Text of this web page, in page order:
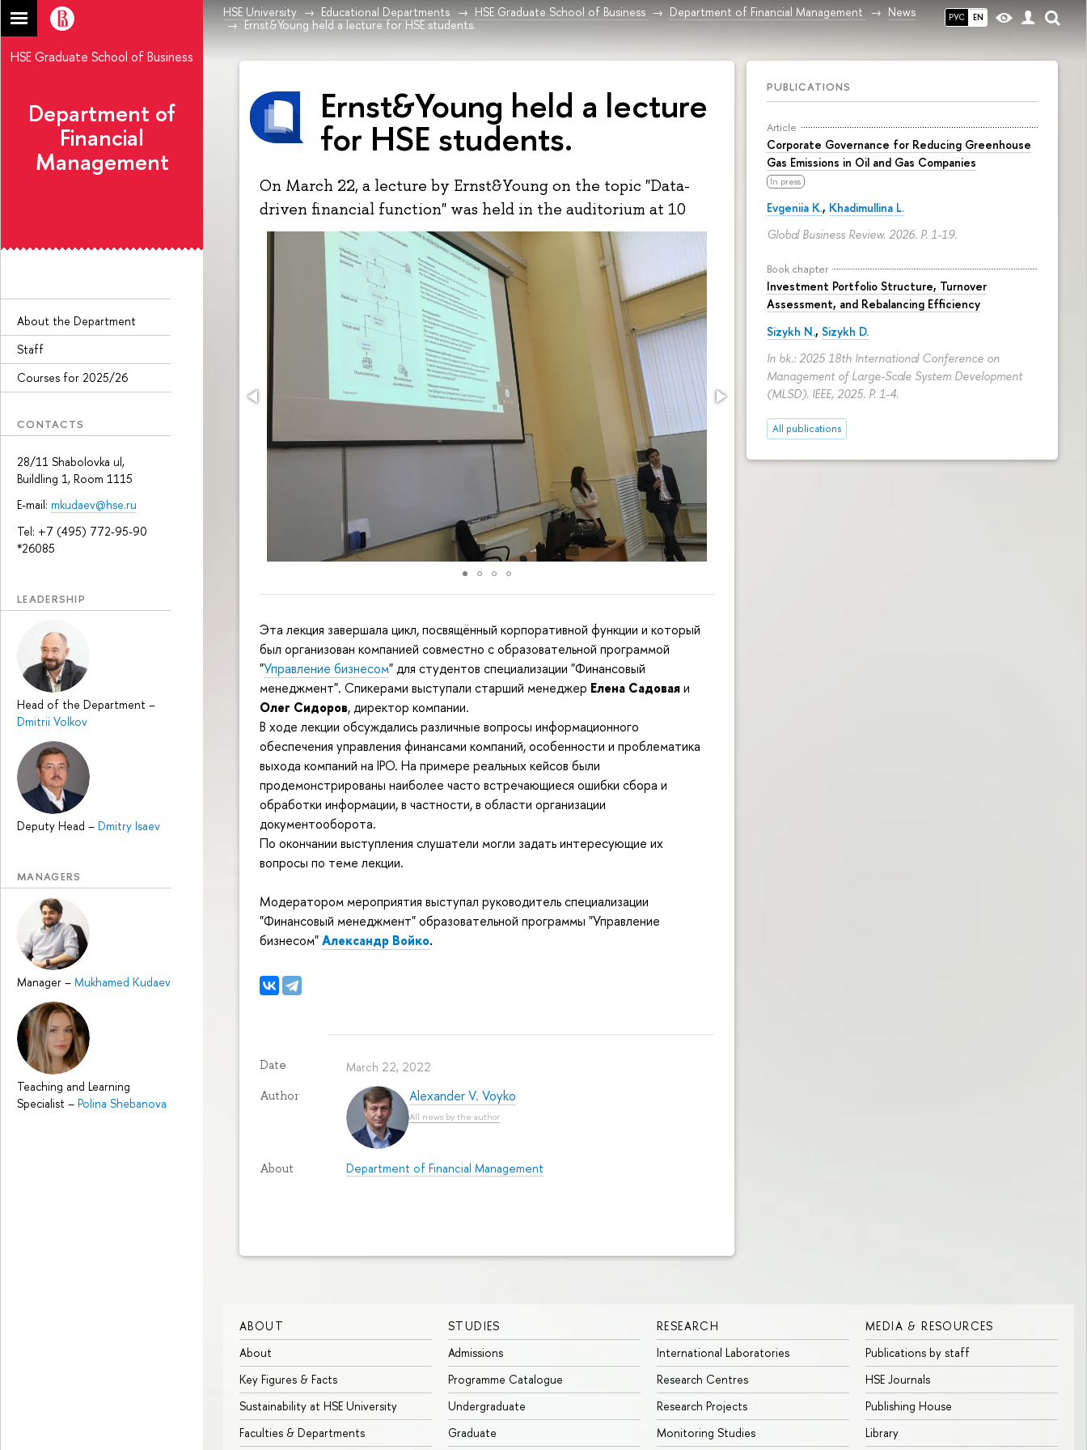
РУС EN
HSE University Educational Departments HSE Graduate School of Business Department of Financial Management
News
Ernst&Young held a lecture for HSE students.
HSE Graduate School of Business
Department of
Financial
Management
About the Department
Staff
Courses for 2025/26
CONTACTS
28/11 Shabolovka ul,
Buildling 1, Room 1115
E-mail: mkudaev@hse.ru
Tel: +7 (495) 772-95-90
*26085
LEADERSHIP
Head of the Department –
Dmitrii Volkov
Deputy Head – Dmitry Isaev
MANAGERS
Manager – Mukhamed Kudaev
Teaching and Learning
Specialist – Polina Shebanova
PUBLICATIONS
Article
Corporate Governance for Reducing Greenhouse
Gas Emissions in Oil and Gas Companies
In press
Evgeniia K., Khadimullina L.
Global Business Review. 2026. P. 1-19.
Book chapter
Investment Portfolio Structure, Turnover
Assessment, and Rebalancing Efficiency
Sizykh N., Sizykh D.
In bk.: 2025 18th International Conference on
Management of Large-Scale System Development
(MLSD). IEEE, 2025. P. 1-4.
All publications
Ernst&Young held a lecture
for HSE students.
On March 22, a lecture by Ernst&Young on the topic "Data-
driven financial function" was held in the auditorium at 10
Эта лекция завершала цикл, посвящённый корпоративной функции и который
был организован компанией совместно с образовательной программой
"Управление бизнесом" для студентов специализации "Финансовый
менеджмент". Спикерами выступали старший менеджер Елена Садоваяи
Олег Сидоров, директор компании.
В ходе лекции обсуждались различные вопросы информационного
обеспечения управления финансами компаний, особенности и проблематика
выхода компаний на IPO. На примере реальных кейсов были
продемонстрированы наиболее часто встречающиеся ошибки сбора и
обработки информации, в частности, в области организации
документооборота.
По окончании выступления слушатели могли задать интересующие их
вопросы по теме лекции.
Модератором мероприятия выступал руководитель специализации
"Финансовый менеджмент" образовательной программы "Управление
бизнесом"Александр Войко.
Date March 22, 2022
Author Alexander V. Voyko
All news by the author
About Department of Financial Management
ABOUT
About
Key Figures & Facts
Sustainability at HSE University
Faculties & Departments
STUDIES
Admissions
Programme Catalogue
Undergraduate
Graduate
RESEARCH
International Laboratories
Research Centres
Research Projects
Monitoring Studies
MEDIA & RESOURCES
Publications by staff
HSE Journals
Publishing House
Library